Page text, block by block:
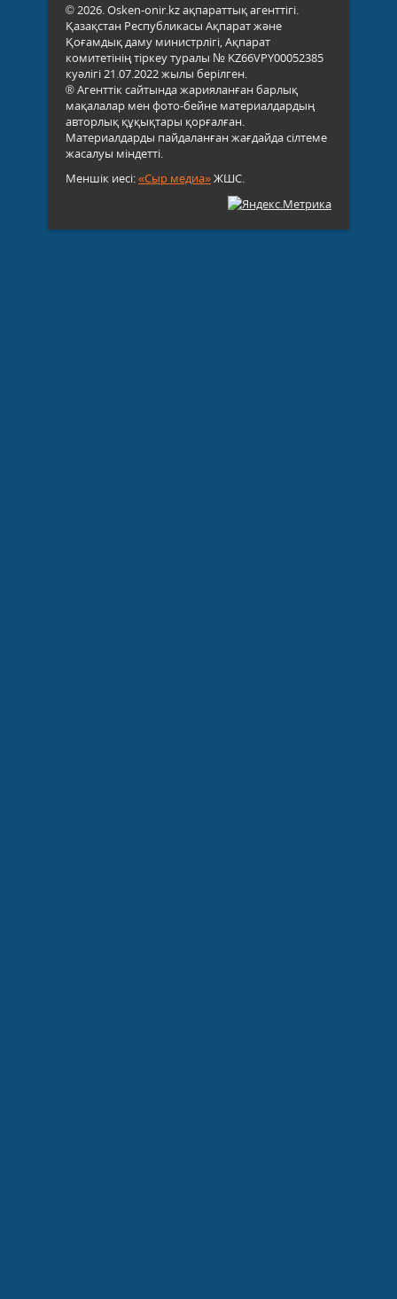
© 2026. Osken-onir.kz ақпараттық агенттігі.
Қазақстан Республикасы Ақпарат және
Қоғамдық даму министрлігі, Ақпарат
комитетінің тіркеу туралы № KZ66VPY00052385
куәлігі 21.07.2022 жылы берілген.
® Агенттік сайтында жарияланған барлық
мақалалар мен фото-бейне материалдардың
авторлық құқықтары қорғалған.
Материалдарды пайдаланған жағдайда сілтеме
жасалуы міндетті.
Меншік иесі:«Сыр медиа»ЖШС.